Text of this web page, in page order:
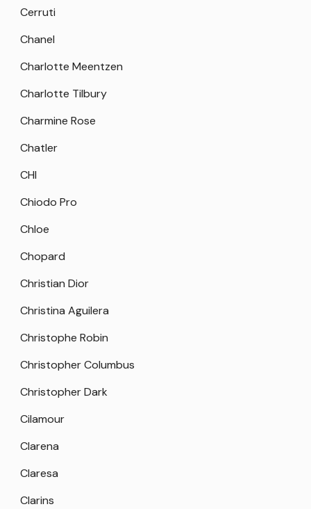
Cerruti
Chanel
Charlotte Meentzen
Charlotte Tilbury
Charmine Rose
Chatler
CHI
Chiodo Pro
Chloe
Chopard
Christian Dior
Christina Aguilera
Christophe Robin
Christopher Columbus
Christopher Dark
Cilamour
Clarena
Claresa
Clarins